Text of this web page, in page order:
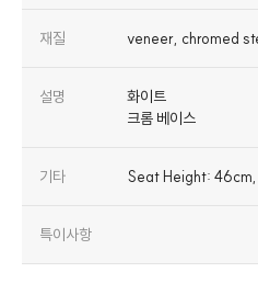
재질 veneer, chromed
설명
화이트
크롬 베이스
기타 Seat Height:
특이사항